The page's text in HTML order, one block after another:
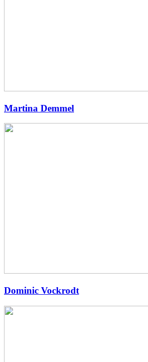
Martina Demmel
Dominic Vockrodt